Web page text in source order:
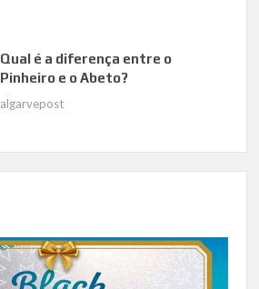
Qual é a diferença entre o
Pinheiro e o Abeto?
algarvepost